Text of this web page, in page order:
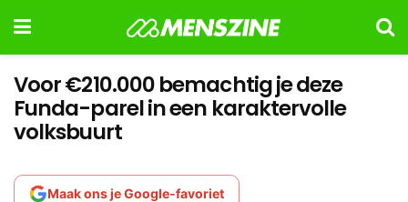
Voor €210.000 bemachtig je deze
Funda-parel in een karaktervolle
volksbuurt
Maak ons je Google-favoriet